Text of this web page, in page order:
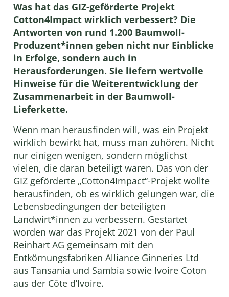
Was hat das GIZ-geförderte Projekt
Cotton4Impact wirklich verbessert? Die
Antworten von rund 1.200 Baumwoll-
Produzent*innen geben nicht nur Einblicke
in Erfolge, sondern auch in
Herausforderungen. Sie liefern wertvolle
Hinweise für die Weiterentwicklung der
Zusammenarbeit in der Baumwoll-
Lieferkette.
Wenn man herausfinden will, was ein Projekt
wirklich bewirkt hat, muss man zuhören. Nicht
nur einigen wenigen, sondern möglichst
vielen, die daran beteiligt waren. Das von der
GIZ geförderte „Cotton4Impact“-Projekt wollte
herausfinden, ob es wirklich gelungen war, die
Lebensbedingungen der beteiligten
Landwirt*innen zu verbessern. Gestartet
worden war das Projekt 2021 von der Paul
Reinhart AG gemeinsam mit den
Entkörnungsfabriken Alliance Ginneries Ltd
aus Tansania und Sambia sowie Ivoire Coton
aus der Côte d’Ivoire.